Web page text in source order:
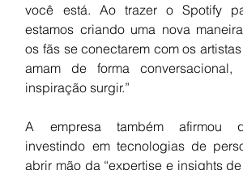
você está. Ao trazer o Spotify
estamos criando uma nova
os fãs se conectarem com os
amam de forma
inspiração surgir.”
A empresa também afirmou
investindo em tecnologias de
abrir mão da “expertise e insights